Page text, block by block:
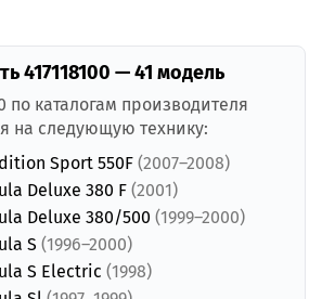
417118100 — 41 модель
по каталогам производителя
на следующую технику:
Sport 550F (2007–2008)
Deluxe 380 F (2001)
Deluxe 380/500 (1999–2000)
S (1996–2000)
S Electric (1998)